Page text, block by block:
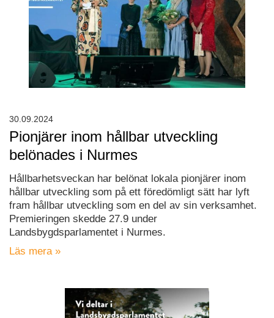
Pionjärer inom hållbar utveckling
belönades i Nurmes
Hållbarhetsveckan har belönat lokala pionjärer inom
hållbar utveckling som på ett föredömligt sätt har lyft
fram hållbar utveckling som en del av sin verksamhet.
Premieringen skedde 27.9 under
Landsbygdsparlamentet i Nurmes.
Läs mera »
30.09.2024